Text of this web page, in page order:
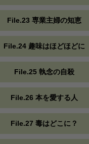
File.23 専業主婦の知恵
File.24 趣味はほどほどに
File.25 執念の自殺
File.26 本を愛する人
File.27 毒はどこに？